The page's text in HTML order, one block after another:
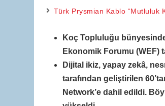
Türk Prysmian Kablo “Mutluluk
Koç Topluluğu
Ekonomik Forumu (WEF)
Dijital ikiz, yapay zekâ,
tarafından geliştirilen
Network’e dahil edildi.